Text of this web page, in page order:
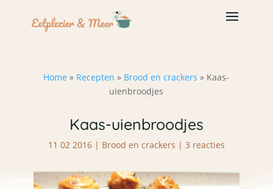
Home » Recepten » Brood en crackers » Kaas-
uienbroodjes
Kaas-uienbroodjes
11 02 2016| Brood en crackers | 3 reacties